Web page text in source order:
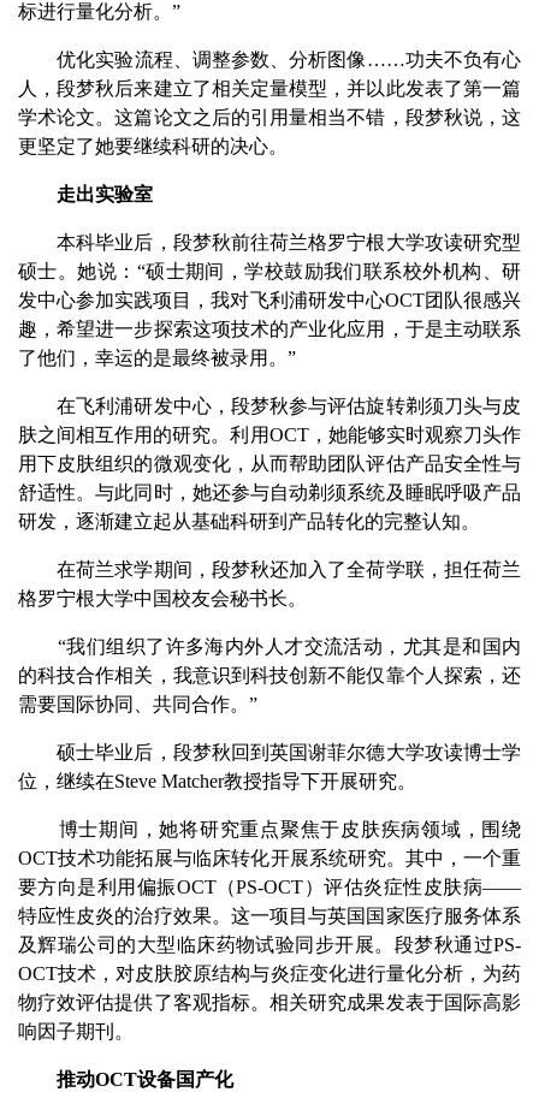
标进行量化分析。”
优化实验流程、调整参数、分析图像……功夫不负有心
人，段梦秋后来建立了相关定量模型，并以此发表了第一篇
学术论文。这篇论文之后的引用量相当不错，段梦秋说，这
更坚定了她要继续科研的决心。
走出实验室
本科毕业后，段梦秋前往荷兰格罗宁根大学攻读研究型
硕士。她说：“硕士期间，学校鼓励我们联系校外机构、研
发中心参加实践项目，我对飞利浦研发中心OCT团队很感兴
趣，希望进一步探索这项技术的产业化应用，于是主动联系
了他们，幸运的是最终被录用。”
在飞利浦研发中心，段梦秋参与评估旋转剃须刀头与皮
肤之间相互作用的研究。利用OCT，她能够实时观察刀头作
用下皮肤组织的微观变化，从而帮助团队评估产品安全性与
舒适性。与此同时，她还参与自动剃须系统及睡眠呼吸产品
研发，逐渐建立起从基础科研到产品转化的完整认知。
在荷兰求学期间，段梦秋还加入了全荷学联，担任荷兰
格罗宁根大学中国校友会秘书长。
“我们组织了许多海内外人才交流活动，尤其是和国内
的科技合作相关，我意识到科技创新不能仅靠个人探索，还
需要国际协同、共同合作。”
硕士毕业后，段梦秋回到英国谢菲尔德大学攻读博士学
位，继续在Steve Matcher教授指导下开展研究。
博士期间，她将研究重点聚焦于皮肤疾病领域，围绕
OCT技术功能拓展与临床转化开展系统研究。其中，一个重
要方向是利用偏振OCT（PS-OCT）评估炎症性皮肤病——
特应性皮炎的治疗效果。这一项目与英国国家医疗服务体系
及辉瑞公司的大型临床药物试验同步开展。段梦秋通过PS-
OCT技术，对皮肤胶原结构与炎症变化进行量化分析，为药
物疗效评估提供了客观指标。相关研究成果发表于国际高影
响因子期刊。
推动OCT设备国产化